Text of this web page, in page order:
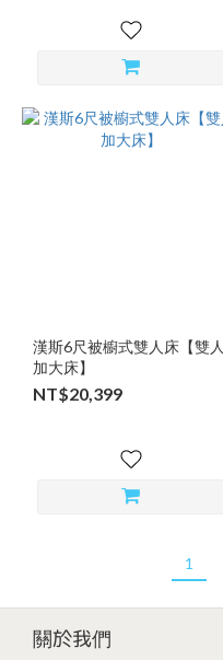
漢斯6尺被櫥式雙人床【雙人
加大床】
NT$20,399
1
關於我們